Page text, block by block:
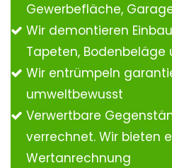
Gewerbefläche,
Wir demontieren
Tapeten, Bodenbeläge
Wir entrümpeln
umweltbewusst
Verwertbare
verrechnet. Wir bieten
Wertanrechnung